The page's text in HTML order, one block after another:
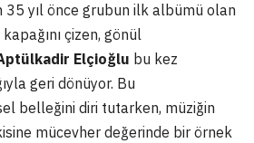
35 yıl önce grubun ilk albümü olan
kapağını çizen, gönül
Elçioğlu bu kez
geri dönüyor. Bu
belleğini diri tutarken, müziğin
mücevher değerinde bir örnek